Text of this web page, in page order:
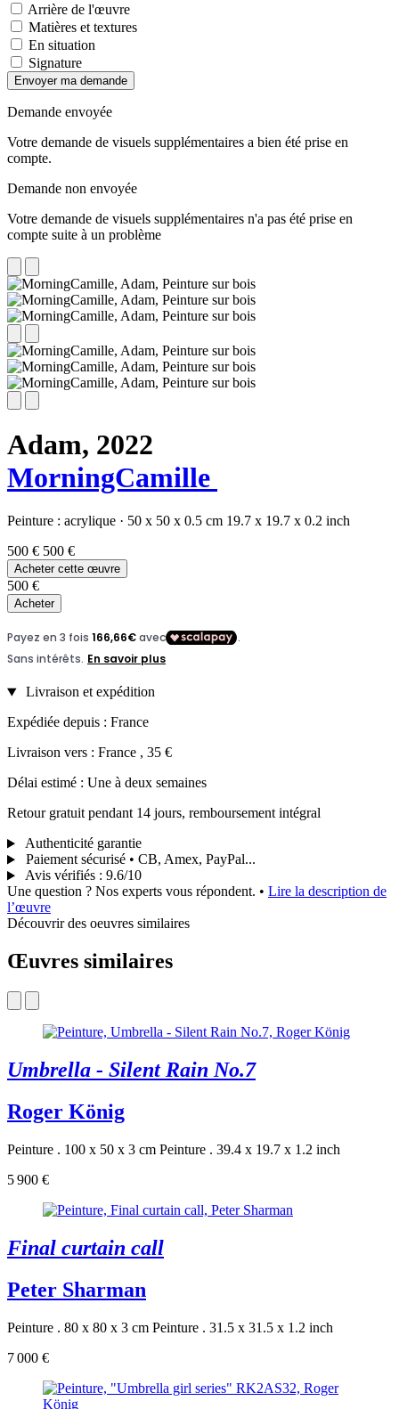
Arrière de l'œuvre
Matières et textures
En situation
Signature
Envoyer ma demande
Demande envoyée
Votre demande de visuels supplémentaires a bien été prise en
compte.
Demande non envoyée
Votre demande de visuels supplémentaires n'a pas été prise en
compte suite à un problème
Adam, 2022
MorningCamille
Peinture : acrylique · 50 x 50 x 0.5 cm 19.7 x 19.7 x 0.2 inch
500 € 500 €
Acheter cette œuvre
500 €
Acheter
Livraison et expédition
Expédiée depuis : France
Livraison vers : France , 35 €
Délai estimé : Une à deux semaines
Retour gratuit pendant 14 jours, remboursement intégral
Authenticité garantie
Paiement sécurisé • CB, Amex, PayPal...
Avis vérifiés : 9.6/10
Une question ? Nos experts vous répondent. • Lire la description de
l’œuvre
Découvrir des oeuvres similaires
Œuvres similaires
Umbrella - Silent Rain No.7
Roger König
Peinture . 100 x 50 x 3 cm Peinture . 39.4 x 19.7 x 1.2 inch
5 900 €
Final curtain call
Peter Sharman
Peinture . 80 x 80 x 3 cm Peinture . 31.5 x 31.5 x 1.2 inch
7 000 €